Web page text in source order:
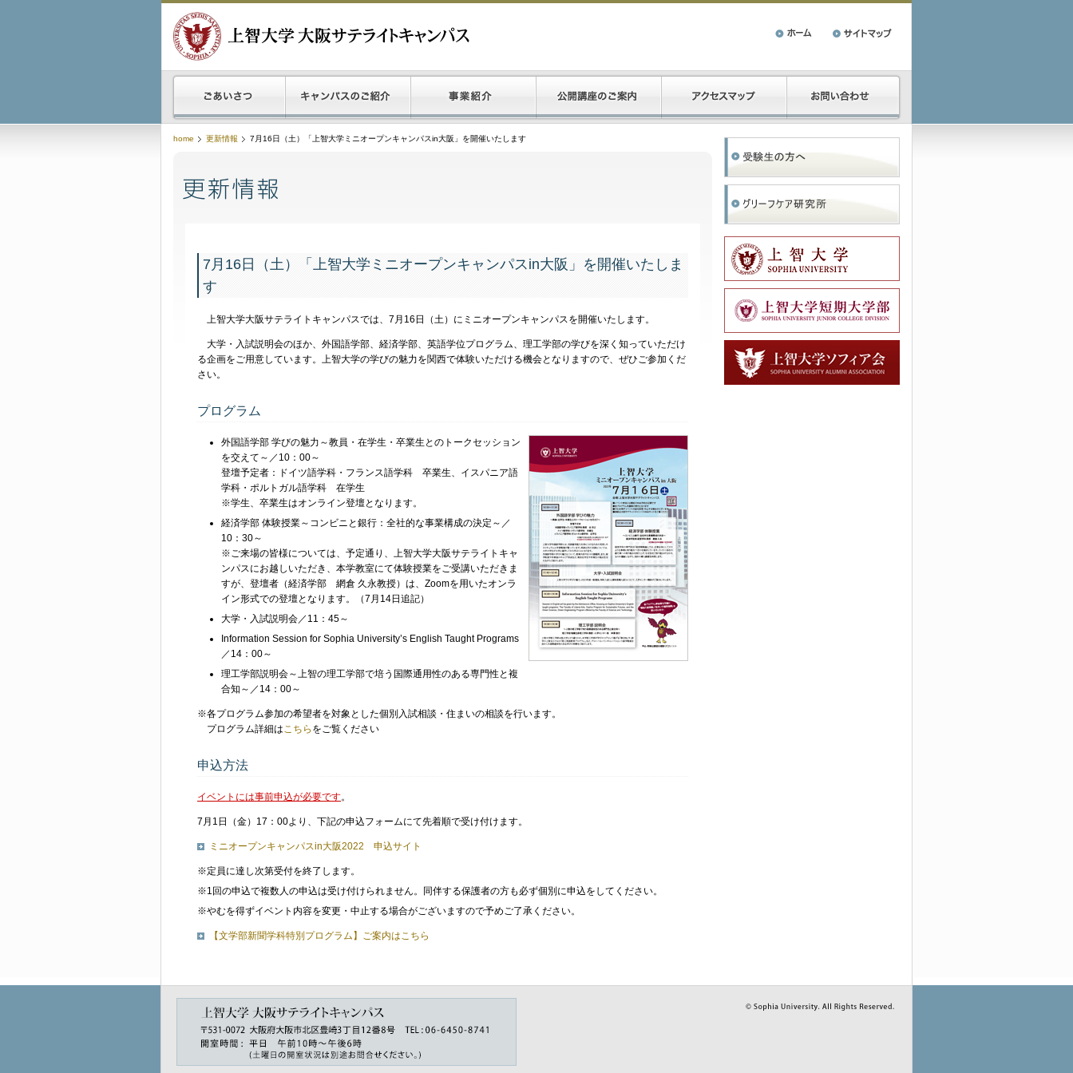
home 更新情報 7月16日（土）「上智大学ミニオープンキャンパスin大阪」を開催いたします
7月16日（土）「上智大学ミニオープンキャンパスin大阪」を開催いたしま
す
上智大学大阪サテライトキャンパスでは、7月16日（土）にミニオープンキャンパスを開催いたします。
大学・入試説明会のほか、外国語学部、経済学部、英語学位プログラム、理工学部の学びを深く知っていただけ
る企画をご用意しています。上智大学の学びの魅力を関西で体験いただける機会となりますので、ぜひご参加くだ
さい。
プログラム
外国語学部 学びの魅力～教員・在学生・卒業生とのトークセッション
を交えて～／10：00～
登壇予定者：ドイツ語学科・フランス語学科 卒業生、イスパニア語
学科・ポルトガル語学科 在学生
※学生、卒業生はオンライン登壇となります。
経済学部 体験授業～コンビニと銀行：全社的な事業構成の決定～／
10：30～
※ご来場の皆様については、予定通り、上智大学大阪サテライトキャ
ンパスにお越しいただき、本学教室にて体験授業をご受講いただきま
すが、登壇者（経済学部 網倉 久永教授）は、Zoomを用いたオンラ
イン形式での登壇となります。（7月14日追記）
大学・入試説明会／11：45～
Information Session for Sophia University’s English Taught Programs
／14：00～
理工学部説明会～上智の理工学部で培う国際通用性のある専門性と複
合知～／14：00～
※各プログラム参加の希望者を対象とした個別入試相談・住まいの相談を行います。
プログラム詳細はこちら をご覧ください
申込方法
イベントには事前申込が必要です。
7月1日（金）17：00より、下記の申込フォームにて先着順で受け付けます。
ミニオープンキャンパスin大阪2022 申込サイト
※定員に達し次第受付を終了します。
※1回の申込で複数人の申込は受け付けられません。同伴する保護者の方も必ず個別に申込をしてください。
※やむを得ずイベント内容を変更・中止する場合がございますので予めご了承ください。
【文学部新聞学科特別プログラム】ご案内はこちら